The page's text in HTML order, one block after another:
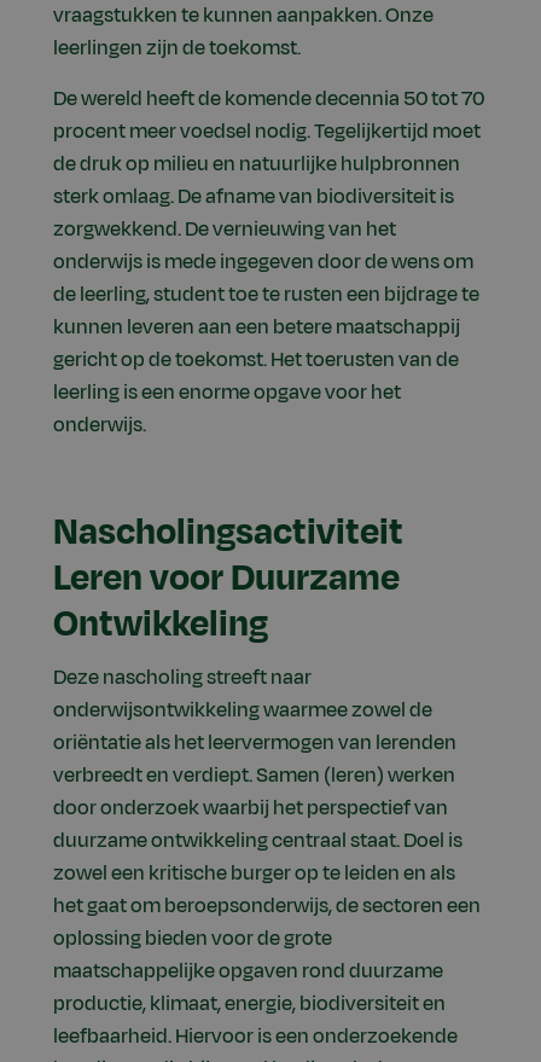
vraagstukken te kunnen aanpakken. Onze
leerlingen zijn de toekomst.
De wereld heeft de komende decennia 50 tot 70
procent meer voedsel nodig. Tegelijkertijd moet
de druk op milieu en natuurlijke hulpbronnen
sterk omlaag. De afname van biodiversiteit is
zorgwekkend. De vernieuwing van het
onderwijs is mede ingegeven door de wens om
de leerling, student toe te rusten een bijdrage te
kunnen leveren aan een betere maatschappij
gericht op de toekomst. Het toerusten van de
leerling is een enorme opgave voor het
onderwijs.
Nascholingsactiviteit
Leren voor Duurzame
Ontwikkeling
Deze nascholing streeft naar
onderwijsontwikkeling waarmee zowel de
oriëntatie als het leervermogen van lerenden
verbreedt en verdiept. Samen (leren) werken
door onderzoek waarbij het perspectief van
duurzame ontwikkeling centraal staat. Doel is
zowel een kritische burger op te leiden en als
het gaat om beroepsonderwijs, de sectoren een
oplossing bieden voor de grote
maatschappelijke opgaven rond duurzame
productie, klimaat, energie, biodiversiteit en
leefbaarheid. Hiervoor is een onderzoekende